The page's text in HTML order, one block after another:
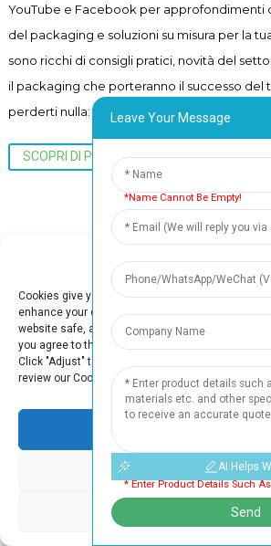
YouTube e Facebook per approfondimenti
del packaging e soluzioni su misura per la
sono ricchi di consigli pratici, novità del
il packaging che porteranno il successo del
perderti nulla: seguici ora!
SCOPRI DI PIÙ
Puoi Contattarci
Se sei interessato al packaging dei nostri
insieme un packaging ancora più
RICHIEDI ORA
Considerazioni Chiave Sul
Confezionamento Della
Leave Your Message
*Name Cannot Be Empty!
AI Helps
Send
Manage Cookie
Cookies give you a personalized experience.
enhance your experience using our website,
website safe, and assist in our marketing efforts.
you agree to the storing of cookies on your
Click "Adjust" to adjust your cookie preferences.
review our Cookies Policy.
Deny